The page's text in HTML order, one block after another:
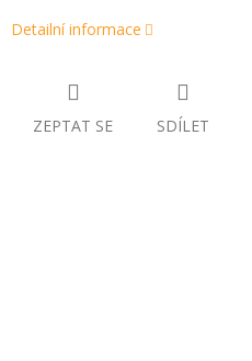
Detailní informace
ZEPTAT SE SDÍLET